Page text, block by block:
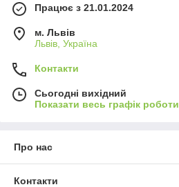
Працює з 21.01.2024
м. Львів
Львів, Україна
Контакти
Сьогодні вихідний
Показати весь графік роботи
Про нас
Контакти